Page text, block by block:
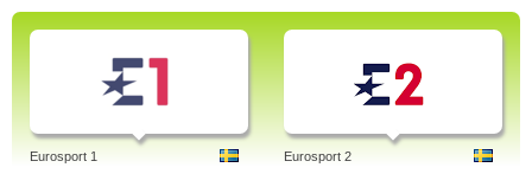
Eurosport 1 Eurosport 2